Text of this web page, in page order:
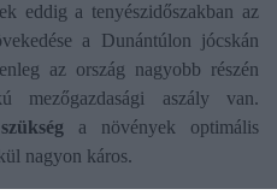
eddig a tenyészidőszakban az
a Dunántúlon jócskán
az ország nagyobb részén
mezőgazdasági aszály van.
a növények optimális
nagyon káros.